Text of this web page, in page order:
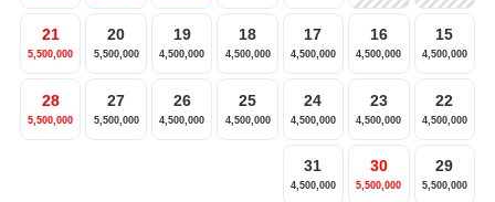
15
4,500,000
16
4,500,000
17
4,500,000
18
4,500,000
19
4,500,000
20
5,500,000
21
5,500,000
22
4,500,000
23
4,500,000
24
4,500,000
25
4,500,000
26
4,500,000
27
5,500,000
28
5,500,000
29
5,500,000
30
5,500,000
31
4,500,000